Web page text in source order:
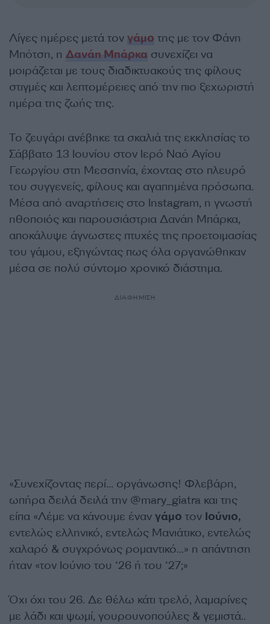
Λίγες ημέρες μετά τον γάμο της με τον Φάνη
Μπότση, η Δανάη Μπάρκα συνεχίζει να
μοιράζεται με τους διαδικτυακούς της φίλους
στιγμές και λεπτομέρειες από την πιο ξεχωριστή
ημέρα της ζωής της.
Το ζευγάρι ανέβηκε τα σκαλιά της εκκλησίας το
Σάββατο 13 Ιουνίου στον Ιερό Ναό Αγίου
Γεωργίου στη Μεσσηνία, έχοντας στο πλευρό
του συγγενείς, φίλους και αγαπημένα πρόσωπα.
Μέσα από αναρτήσεις στο Instagram, η γνωστή
ηθοποιός και παρουσιάστρια Δανάη Μπάρκα,
αποκάλυψε άγνωστες πτυχές της προετοιμασίας
του γάμου, εξηγώντας πως όλα οργανώθηκαν
μέσα σε πολύ σύντομο χρονικό διάστημα.
ΔΙΑΦΗΜΙΣΗ
«Συνεχίζοντας περί… οργάνωσης! Φλεβάρη,
ωπήρα δειλά δειλά την @mary_giatra και της
είπα «Λέμε να κάνουμε έναν γάμο τον Ιούνιο,
εντελώς ελληνικό, εντελώς Μανιάτικο, εντελώς
χαλαρό & συγχρόνως ρομαντικό…» η απάντηση
ήταν «τον Ιούνιο του ‘26 ή του ‘27;»
Όχι όχι του 26. Δε θέλω κάτι τρελό, λαμαρίνες
με λάδι και ψωμί, γουρουνοπούλες & γεμιστά..